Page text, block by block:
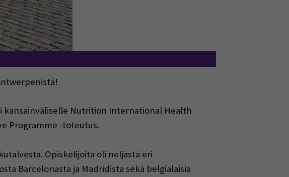
kansainväliselle Nutrition International Health
Programme -toteutus.
Opiskelijoita oli neljästä eri
Barcelonasta ja Madridista sekä belgialaisia